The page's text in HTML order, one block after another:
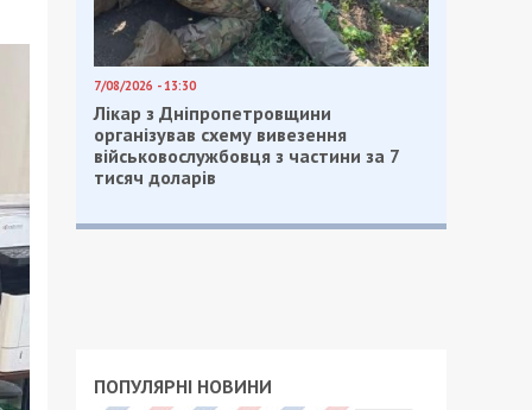
7/08/2026 - 13:30
Лікар з Дніпропетровщини
організував схему вивезення
військовослужбовця з частини за 7
тисяч доларів
ПОПУЛЯРНІ НОВИНИ